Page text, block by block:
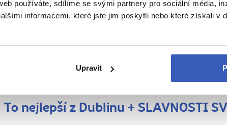
používáte, sdílíme se svými partnery pro sociální média,
informacemi, které jste jim poskytli nebo které získali v
Upravit
poznávací zájezdy do Švédska pro
15 osob, s fundovaným průvodcem
za zážitky, které vám
To nejlepší z Dublinu + SLAVNOSTI